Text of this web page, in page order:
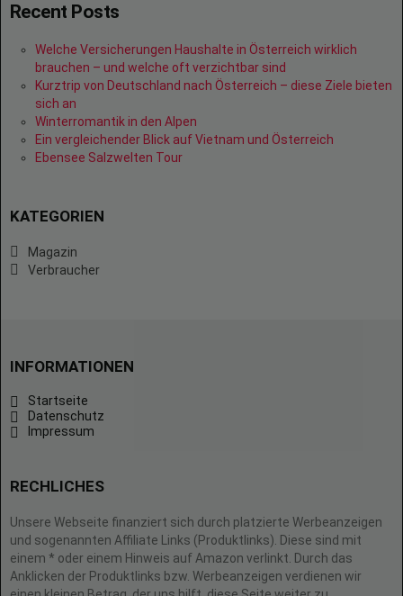
Recent Posts
Welche Versicherungen Haushalte in Österreich wirklich
brauchen – und welche oft verzichtbar sind
Kurztrip von Deutschland nach Österreich – diese Ziele bieten
sich an
Winterromantik in den Alpen
Ein vergleichender Blick auf Vietnam und Österreich
Ebensee Salzwelten Tour
KATEGORIEN
Magazin
Verbraucher
INFORMATIONEN
Startseite
Datenschutz
Impressum
RECHLICHES
Unsere Webseite finanziert sich durch platzierte Werbeanzeigen
und sogenannten Affiliate Links (Produktlinks). Diese sind mit
einem * oder einem Hinweis auf Amazon verlinkt. Durch das
Anklicken der Produktlinks bzw. Werbeanzeigen verdienen wir